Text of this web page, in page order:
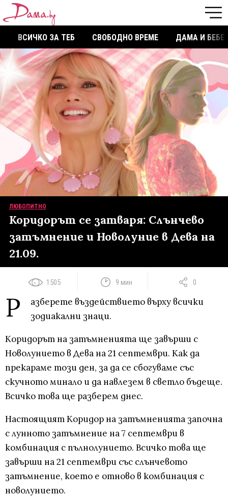
ВСИЧКО ЗА ТЕБ СВОБОДНО ВРЕМЕ ДАМА И БЕБЕ
ЛЮБОПИТНО
Коридорът се затваря: Слънчево
затъмнение и Новолуние в Дева на
21.09.
1505 9 мин 0
Р
азберете въздействието върху всички
зодиакални знаци.
Коридорът на затъмненията ще завърши с
Новолунието в Дева на 21 септември. Как да
прекараме този ден, за да се сбогуваме със
скучното минало и да навлезем в светло бъдеще.
Всичко това ще разберем днес.
Настоящият Коридор на затъмненията започна
с лунното затъмнение на 7 септември в
комбинация с пълнолунието. Всичко това ще
завърши на 21 септември със слънчевото
затъмнение, което е отново в комбинация с
новолунието.